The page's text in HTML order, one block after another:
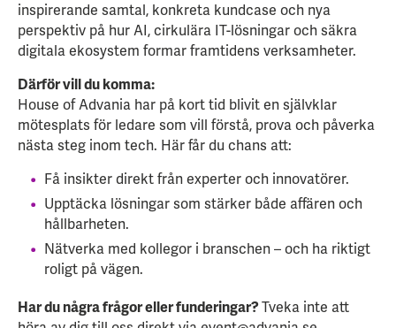
inspirerande samtal, konkreta kundcase och nya
perspektiv på hur AI, cirkulära IT-lösningar och säkra
digitala ekosystem formar framtidens verksamheter.
Därför vill du komma:
House of Advania har på kort tid blivit en självklar
mötesplats för ledare som vill förstå, prova och påverka
nästa steg inom tech. Här får du chans att:
Få insikter direkt från experter och innovatörer.
Upptäcka lösningar som stärker både affären och
hållbarheten.
Nätverka med kollegor i branschen – och ha riktigt
roligt på vägen.
Har du några frågor eller funderingar?Tveka inte att